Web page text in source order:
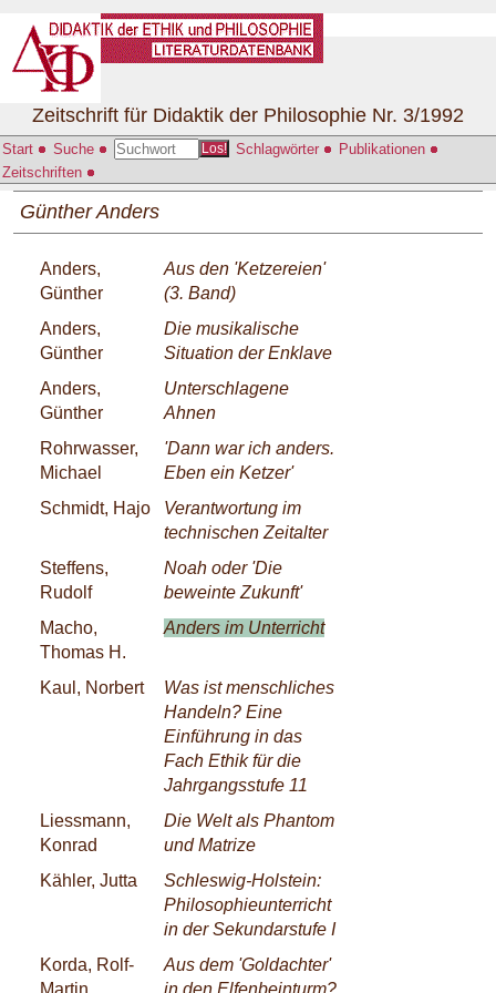
Start Suche Los! Schlagwörter
Publikationen
Zeitschriften
Zeitschrift für Didaktik der Philosophie Nr. 3/1992
Günther Anders
Anders,
Günther
Aus den 'Ketzereien'
(3. Band)
Anders,
Günther
Die musikalische
Situation der Enklave
Anders,
Günther
Unterschlagene
Ahnen
Rohrwasser,
Michael
'Dann war ich anders.
Eben ein Ketzer'
Schmidt, Hajo
Verantwortung im
technischen Zeitalter
Steffens,
Rudolf
Noah oder 'Die
beweinte Zukunft'
Macho,
Thomas H.
Anders im Unterricht
Kaul, Norbert
Was ist menschliches
Handeln? Eine
Einführung in das
Fach Ethik für die
Jahrgangsstufe 11
Liessmann,
Konrad
Die Welt als Phantom
und Matrize
Kähler, Jutta
Schleswig-Holstein:
Philosophieunterricht
in der Sekundarstufe I
Korda, Rolf-
Martin
Aus dem 'Goldachter'
in den Elfenbeinturm?